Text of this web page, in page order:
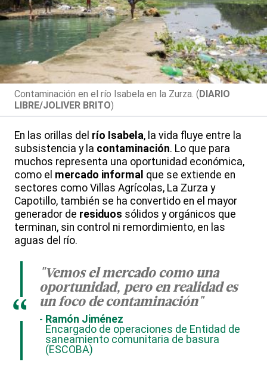
Contaminación en el río Isabela en la Zurza. (DIARIO
LIBRE/JOLIVER BRITO)
En las orillas del río Isabela, la vida fluye entre la
subsistencia y la contaminación. Lo que para
muchos representa una oportunidad económica,
como el mercado informal que se extiende en
sectores como Villas Agrícolas, La Zurza y
Capotillo, también se ha convertido en el mayor
generador de residuos sólidos y orgánicos que
terminan, sin control ni remordimiento, en las
aguas del río.
"Vemos el mercado como una
oportunidad, pero en realidad es
un foco de contaminación"
Ramón Jiménez
Encargado de operaciones de Entidad de
saneamiento comunitaria de basura
(ESCOBA)
“